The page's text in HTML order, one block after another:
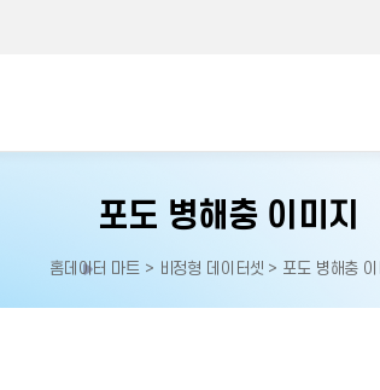
포도 병해충 이미지
홈으로
홈데이터 마트 > 비정형 데이터셋 > 포도 병해충 이